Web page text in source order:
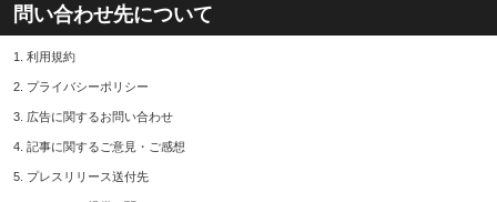
問い合わせ先について
1. 利用規約
2. プライバシーポリシー
3. 広告に関するお問い合わせ
4. 記事に関するご意見・ご感想
5. プレスリリース送付先